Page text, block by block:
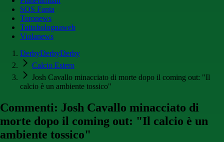
SOS Fanta
Toronews
Tuttobolognaweb
Violanews
DerbyDerbyDerby
Calcio Estero
Josh Cavallo minacciato di morte dopo il coming out: "Il
calcio è un ambiente tossico"
Commenti: Josh Cavallo minacciato di
morte dopo il coming out: "Il calcio è un
ambiente tossico"